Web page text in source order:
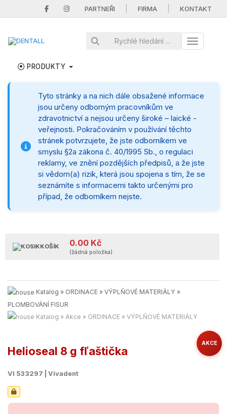
PARTNEŘI FIRMA KONTAKT
Toggle
PRODUKTY
Tyto stránky a na nich dále obsažené informace
jsou určeny odborným pracovníkům ve
zdravotnictví a nejsou určeny široké – laické -
veřejnosti. Pokračováním v používání těchto
stránek potvrzujete, že jste odborníkem ve
smyslu §2a zákona č. 40/1995 Sb., o regulaci
reklamy, ve znění pozdějších předpisů, a že jste
si vědom(a) rizik, která jsou spojena s tím, že se
seznámíte s informacemi takto určenými pro
případ, že odborníkem nejste.
KOŠÍK 0.00 Kč
(žádná položka)
Katalog » ORDINACE » VÝPLŇOVÉ MATERIÁLY »
PLOMBOVÁNÍ FISUR
Katalog » Akce » ORDINACE » VÝPLŇOVÉ MATERIÁLY
AKCE
Helioseal 8 g fľaštička
VI 533297 | Vivadent